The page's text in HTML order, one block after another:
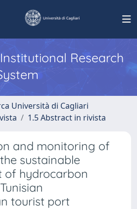
Institutional Research
Università di Cagliari
1.5 Abstract in rivista
and monitoring of
sustainable
of hydrocarbon
tourist port